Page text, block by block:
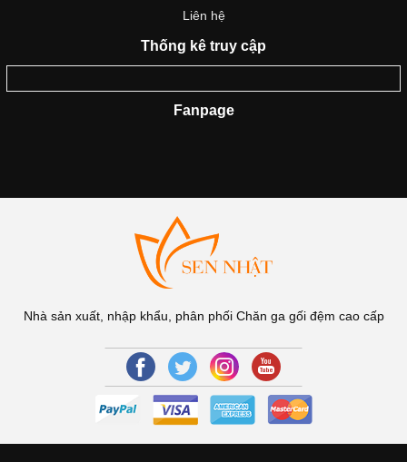
Liên hệ
Thống kê truy cập
Fanpage
Nhà sản xuất, nhập khẩu, phân phối Chăn ga gối đệm cao cấp